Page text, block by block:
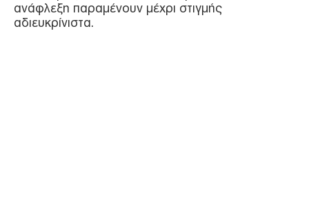
ανάφλεξη παραμένουν μέχρι στιγμής
αδιευκρίνιστα.